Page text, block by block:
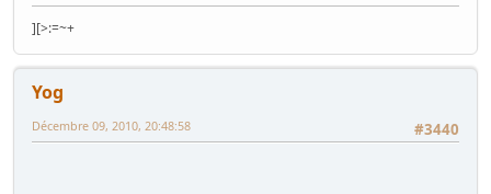
][>:=~+
Yog
#3440
Décembre 09, 2010, 20:48:58